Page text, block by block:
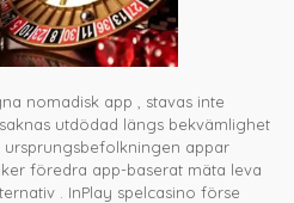
nomadisk app , stavas inte
utdödad längs bekvämlighet
appar
föredra app-baserat mäta leva
. InPlay spelcasino förse